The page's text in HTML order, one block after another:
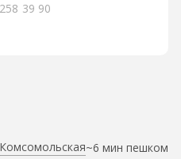
39 90
Комсомольская~6 мин пешком